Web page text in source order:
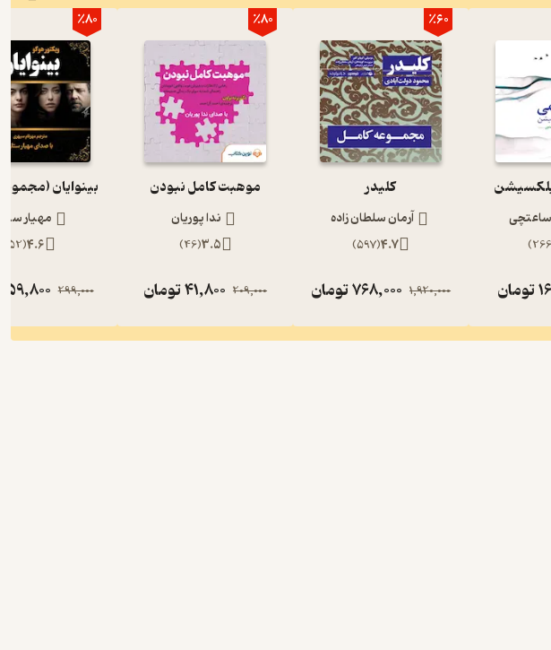
266
)
تومان
٪60
کلیدر
آرمان سلطان زاده
4.7
(
597
)
1,920,000
768,000تومان
٪80
موهبت کامل نبودن
ندا پوریان
3.5
(
46
)
209,000
41,800تومان
٪80
بینوایان
مهیار
4.6
(
52
299,000
59,800